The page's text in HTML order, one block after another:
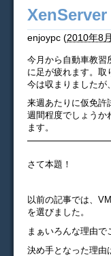
enjoypc (2010年8
今月から自動車教習
に足が疲れます。取
今は収まりましたが
来週あたりに仮免許
週間程度でしょうか
ます。
さて本題！
以前の記事では、
を選びました。
まぁいろんな理由で
決め手となった理由